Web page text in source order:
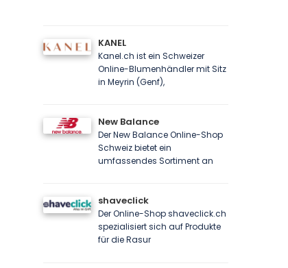
KANEL
Kanel.ch ist ein Schweizer
Online-Blumenhändler mit Sitz
in Meyrin (Genf),
New Balance
Der New Balance Online-Shop
Schweiz bietet ein
umfassendes Sortiment an
shaveclick
Der Online-Shop shaveclick.ch
spezialisiert sich auf Produkte
für die Rasur